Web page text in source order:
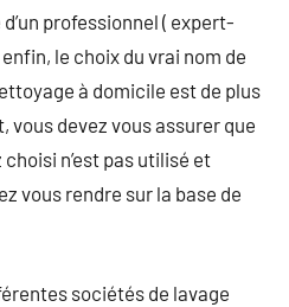
professionnel ( expert-
le choix du vrai nom de
à domicile est de plus
devez vous assurer que
n’est pas utilisé et
vous rendre sur la base de
sociétés de lavage